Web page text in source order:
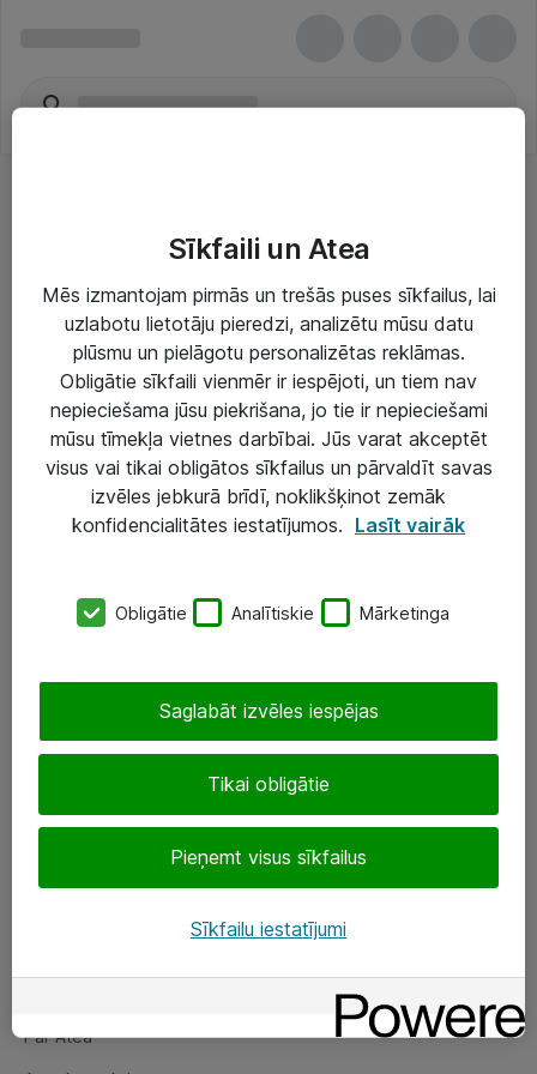
Risinājumi & Pakalpojumi
IT serviss un atbalsts
IT infrastruktūra
Darba vietu IT risinājumi
Serveri un datu centri
SIA „ATEA”
eShop@atea.lv
Sekojiet mums
Par Atea
Par Atea
Sīkfaili un Atea
Mēs izmantojam pirmās un trešās puses sīkfailus, lai
uzlabotu lietotāju pieredzi, analizētu mūsu datu
plūsmu un pielāgotu personalizētas reklāmas.
Obligātie sīkfaili vienmēr ir iespējoti, un tiem nav
nepieciešama jūsu piekrišana, jo tie ir nepieciešami
mūsu tīmekļa vietnes darbībai. Jūs varat akceptēt
visus vai tikai obligātos sīkfailus un pārvaldīt savas
izvēles jebkurā brīdī, noklikšķinot zemāk
konfidencialitātes iestatījumos. Lasīt vairāk
Obligātie Analītiskie Mārketinga
Tikai obligātie
Pieņemt visus sīkfailus
Saglabāt izvēles iespējas
Sīkfailu iestatījumi